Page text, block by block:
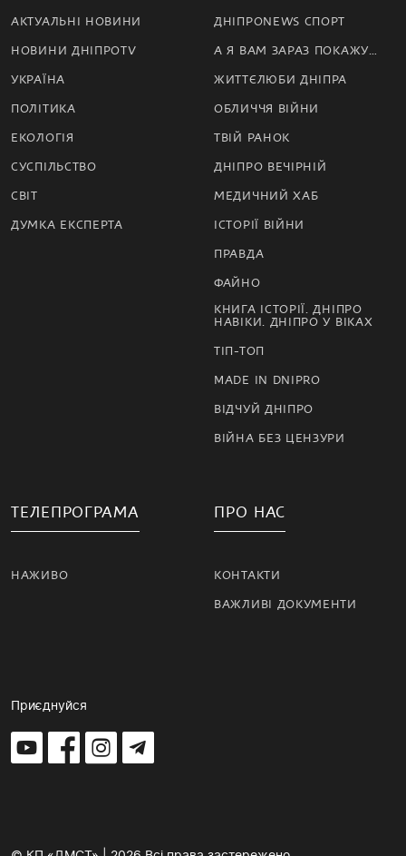
АКТУАЛЬНІ НОВИНИ
НОВИНИ ДНІПРОTV
УКРАЇНА
ПОЛІТИКА
ЕКОЛОГІЯ
СУСПІЛЬСТВО
СВІТ
ДУМКА ЕКСПЕРТА
ДНІПРОNEWS СПОРТ
А Я ВАМ ЗАРАЗ ПОКАЖУ…
ЖИТТЄЛЮБИ ДНІПРА
ОБЛИЧЧЯ ВІЙНИ
ТВІЙ РАНОК
ДНІПРО ВЕЧІРНІЙ
МЕДИЧНИЙ ХАБ
ІСТОРІЇ ВІЙНИ
ПРАВДА
ФАЙНО
КНИГА ІСТОРІЇ. ДНІПРО
НАВІКИ. ДНІПРО У ВІКАХ
ТІП-ТОП
MADE IN DNIPRO
ВІДЧУЙ ДНІПРО
ВІЙНА БЕЗ ЦЕНЗУРИ
ТЕЛЕПРОГРАМА
НАЖИВО
ПРО НАС
КОНТАКТИ
ВАЖЛИВІ ДОКУМЕНТИ
Приєднуйся